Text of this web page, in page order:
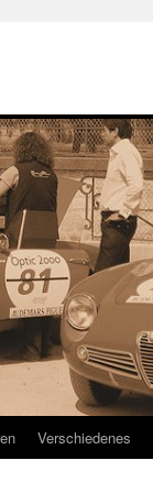
Verschiedenes